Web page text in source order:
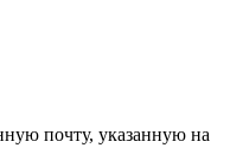
почту, указанную на